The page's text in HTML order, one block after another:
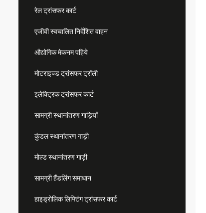
रेल ट्रांसफर कार्ट
एजीवी स्वचालित निर्देशित वाहन
औद्योगिक मेकनम पहिये
मोटराइज्ड ट्रांसफर ट्रॉली
इलेक्ट्रिक ट्रांसफर कार्ट
सामग्री स्थानांतरण गाड़ियाँ
कुंडल स्थानांतरण गाड़ी
मोल्ड स्थानांतरण गाड़ी
सामग्री हैंडलिंग समाधान
हाइड्रोलिक लिफ्टिंग ट्रांसफर कार्ट